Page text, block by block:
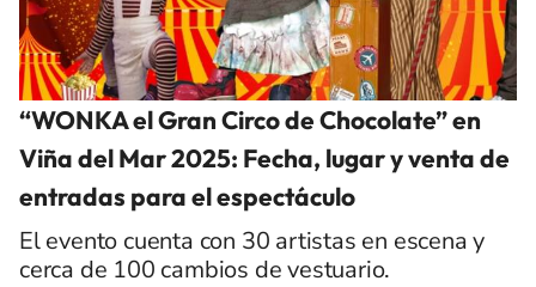
“WONKA el Gran Circo de Chocolate” en
Viña del Mar 2025: Fecha, lugar y venta de
entradas para el espectáculo
El evento cuenta con 30 artistas en escena y
cerca de 100 cambios de vestuario.